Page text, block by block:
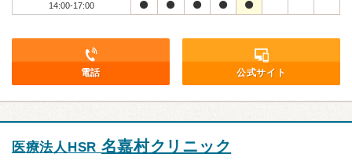
14:00-17:00
電話 公式サイト
医療法人HSR 名嘉村クリニック